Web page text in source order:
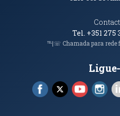
Tel. +351 275
℡|☏ Chamada para rede
Facebook (abre em
X (abre em
YouTube